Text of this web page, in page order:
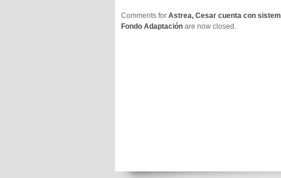
Comments for Astrea, Cesar cuenta con
Fondo Adaptación are now closed.